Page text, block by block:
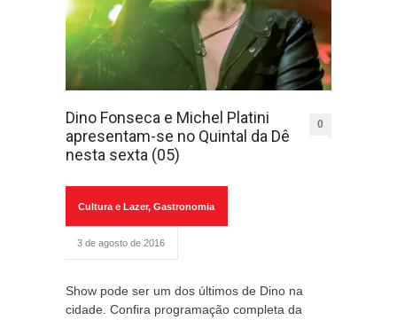
Dino Fonseca e Michel Platini
apresentam-se no Quintal da Dê
nesta sexta (05)
0
Cultura e Lazer, Gastronomia
3 de agosto de 2016
Show pode ser um dos últimos de Dino na
cidade. Confira programação completa da